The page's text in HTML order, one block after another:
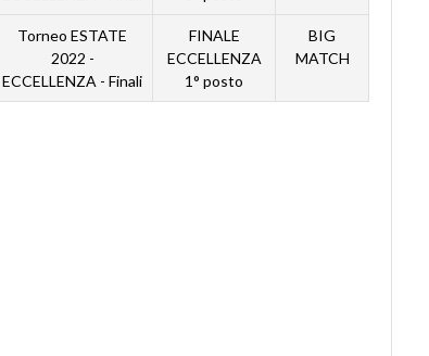
Torneo ESTATE
2022 -
ECCELLENZA - Finali
FINALE
ECCELLENZA
1° posto
BIG
MATCH